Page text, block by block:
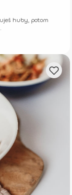
huby, potom